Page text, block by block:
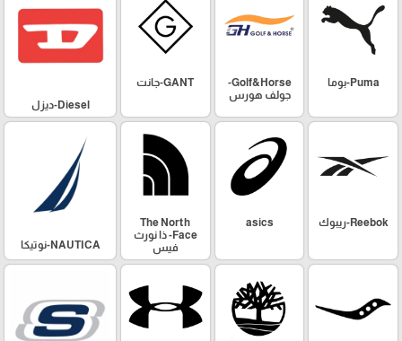
Puma-بوما
Golf&Horse-
جولف هورس
GANT-جانت
Diesel-ديزل
Reebok-ريبوك asics
The North
Face- ذا نورث
فيس
NAUTICA-نوتيكا